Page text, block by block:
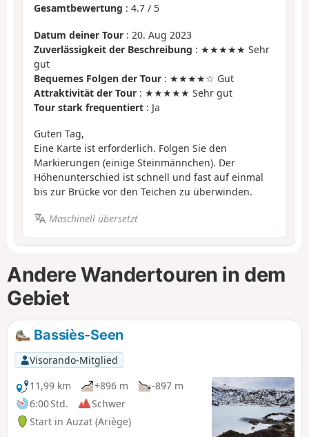
Gesamtbewertung : 4.7 / 5
Datum deiner Tour : 20. Aug 2023
Zuverlässigkeit der Beschreibung : ★★★★★ Sehr
gut
Bequemes Folgen der Tour : ★★★★☆ Gut
Attraktivität der Tour : ★★★★★ Sehr gut
Tour stark frequentiert : Ja
Guten Tag,
Eine Karte ist erforderlich. Folgen Sie den
Markierungen (einige Steinmännchen). Der
Höhenunterschied ist schnell und fast auf einmal
bis zur Brücke vor den Teichen zu überwinden.
Maschinell übersetzt
Andere Wandertouren in dem
Gebiet
Bassiès-Seen
Visorando-Mitglied
11,99 km
+896 m
-897 m
6:00 Std.
Schwer
Start in Auzat (Ariège)